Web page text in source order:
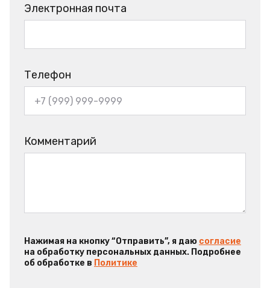
Электронная почта
Телефон
Комментарий
Нажимая на кнопку “Отправить”, я даю согласие
на обработку персональных данных. Подробнее
об обработке в Политике